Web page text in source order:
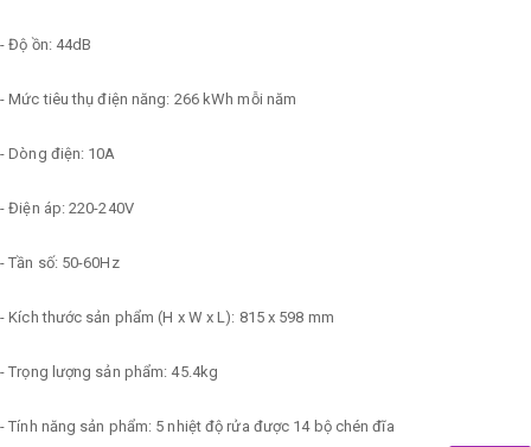
- Độ ồn: 44dB
- Mức tiêu thụ điện năng: 266 kWh mỗi năm
- Dòng điện: 10A
- Điện áp: 220-240V
- Tần số: 50-60Hz
- Kích thước sản phẩm (H x W x L): 815 x 598 mm
- Trọng lượng sản phẩm: 45.4kg
- Tính năng sản phẩm: 5 nhiệt độ rửa được 14 bộ chén đĩa